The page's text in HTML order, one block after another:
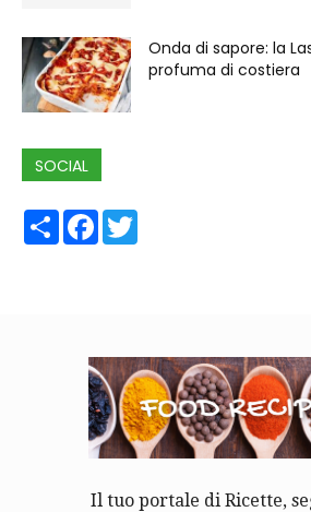
Onda di sapore: la
profuma di costiera
SOCIAL
ShareFacebook
Il tuo portale di Ricette,